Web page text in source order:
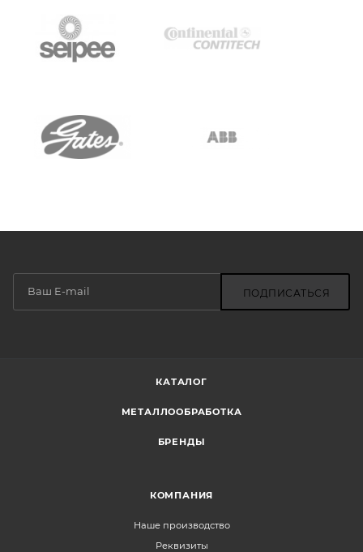
ПОДПИСАТЬСЯ
КАТАЛОГ
МЕТАЛЛООБРАБОТКА
БРЕНДЫ
КОМПАНИЯ
Наше производство
Реквизиты